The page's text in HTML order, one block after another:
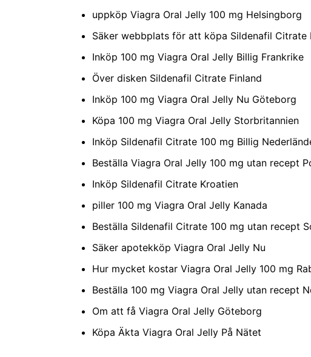
uppköp Viagra Oral Jelly 100 mg Helsingborg
Säker webbplats för att köpa Sildenafil Citrate
Inköp 100 mg Viagra Oral Jelly Billig Frankrike
Över disken Sildenafil Citrate Finland
Inköp 100 mg Viagra Oral Jelly Nu Göteborg
Köpa 100 mg Viagra Oral Jelly Storbritannien
Inköp Sildenafil Citrate 100 mg Billig
Beställa Viagra Oral Jelly 100 mg utan recept
Inköp Sildenafil Citrate Kroatien
piller 100 mg Viagra Oral Jelly Kanada
Beställa Sildenafil Citrate 100 mg utan recept
Säker apotekköp Viagra Oral Jelly Nu
Hur mycket kostar Viagra Oral Jelly 100 mg
Beställa 100 mg Viagra Oral Jelly utan recept
Om att få Viagra Oral Jelly Göteborg
Köpa Äkta Viagra Oral Jelly På Nätet